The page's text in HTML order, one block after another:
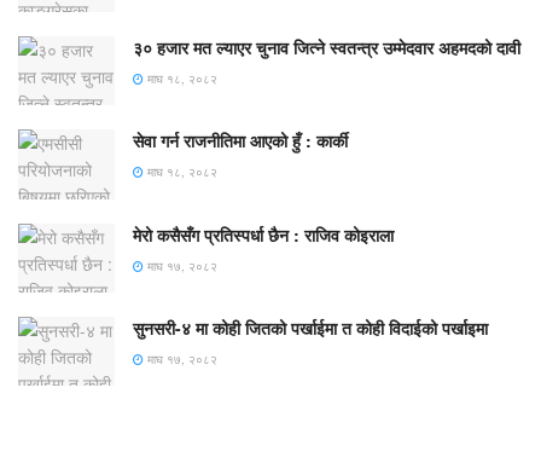
३० हजार मत ल्याएर चुनाव जित्ने स्वतन्त्र उम्मेदवार अहमदको दावी
माघ १८, २०८२
सेवा गर्न राजनीतिमा आएको हुँ : कार्की
माघ १८, २०८२
मेरो कसैसँग प्रतिस्पर्धा छैन : राजिव कोइराला
माघ १७, २०८२
सुनसरी-४ मा कोही जितको पर्खाईमा त कोही विदाईको पर्खाइमा
माघ १७, २०८२